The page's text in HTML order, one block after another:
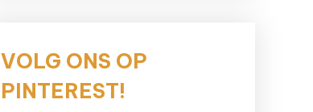
VOLG ONS OP
PINTEREST!